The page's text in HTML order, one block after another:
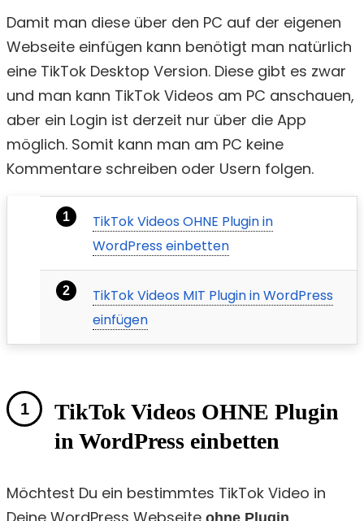
Damit man diese über den PC auf der eigenen
Webseite einfügen kann benötigt man natürlich
eine TikTok Desktop Version. Diese gibt es zwar
und man kann TikTok Videos am PC anschauen,
aber ein Login ist derzeit nur über die App
möglich. Somit kann man am PC keine
Kommentare schreiben oder Usern folgen.
TikTok Videos OHNE Plugin in
WordPress einbetten
TikTok Videos MIT Plugin in WordPress
einfügen
TikTok Videos OHNE Plugin
in WordPress einbetten
Möchtest Du ein bestimmtes TikTok Video in
ohne Plugin